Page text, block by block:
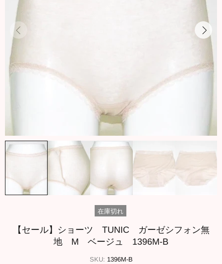
在庫切れ
【セール】ショーツ TUNIC ガーゼシフォン無
地 M ベージュ 1396M-B
SKU: 1396M-B